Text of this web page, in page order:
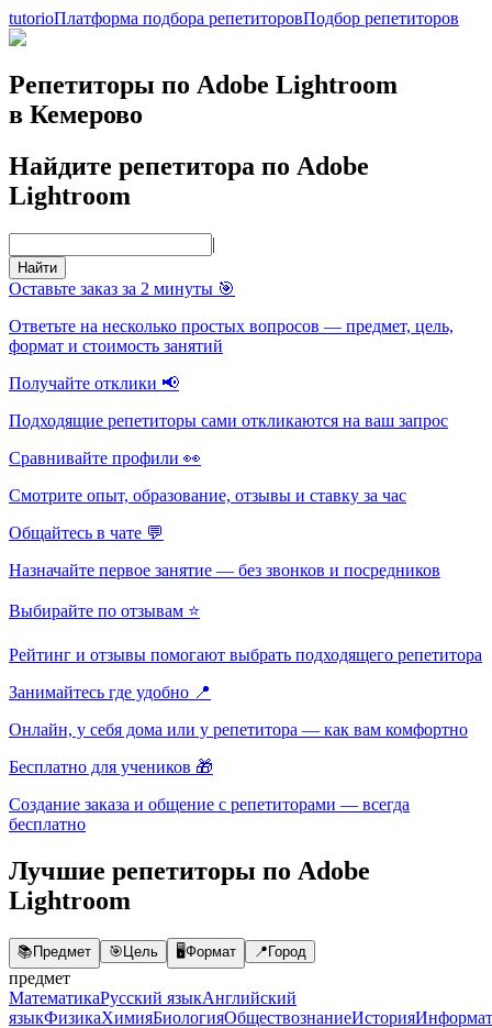
tutorioПлатформа подбора репетиторовПодбор репетиторов
Репетиторы по Adobe Lightroom
в Кемерово
Найдите репетитора по Adobe
Lightroom
|
Найти
Оставьте заказ за 2 минуты 🎯
Ответьте на несколько простых вопросов — предмет, цель,
формат и стоимость занятий
Получайте отклики 📢
Подходящие репетиторы сами откликаются на ваш запрос
Сравнивайте профили 👀
Смотрите опыт, образование, отзывы и ставку за час
Общайтесь в чате 💬
Назначайте первое занятие — без звонков и посредников
Выбирайте по отзывам ⭐
Рейтинг и отзывы помогают выбрать подходящего репетитора
Занимайтесь где удобно 📍
Онлайн, у себя дома или у репетитора — как вам комфортно
Бесплатно для учеников 🎁
Создание заказа и общение с репетиторами — всегда
бесплатно
Лучшие репетиторы по Adobe
Lightroom
📚Предмет 🎯Цель 🖥️Формат 📍Город
предмет
МатематикаРусский языкАнглийский
языкФизикаХимияБиологияОбществознаниеИстория